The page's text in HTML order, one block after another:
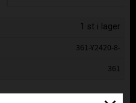
1 st i lager
361-Y2420-8-
361